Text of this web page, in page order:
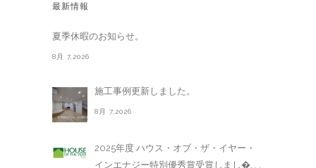
最新情報
夏季休暇のお知らせ。
8月 7,2026
施工事例更新しました。
8月 7,2026
2025年度 ハウス・オブ・ザ・イヤー・
インエナジー特別優秀賞受賞しまし�. . .